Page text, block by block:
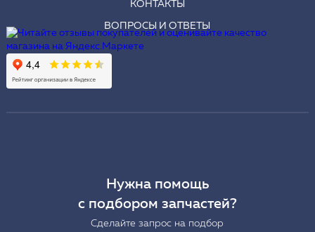
КОНТАКТЫ
ВОПРОСЫ И ОТВЕТЫ
Нужна помощь
с подбором запчастей?
Сделайте запрос на подбор